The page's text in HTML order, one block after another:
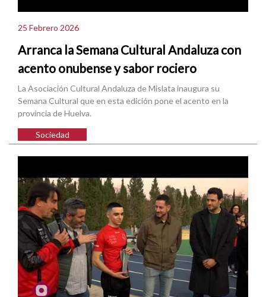
25 Febrero 2026
Arranca la Semana Cultural Andaluza con
acento onubense y sabor rociero
La Asociación Cultural Andaluza de Mislata inaugura su
Semana Cultural que en esta edición pone el acento en la
provincia de Huelva.
Sociedad